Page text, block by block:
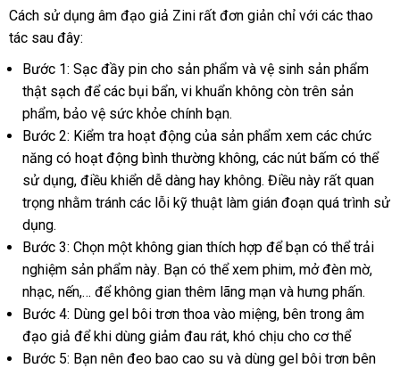
phối
Cách sử dụng âm đạo giả Zini quà
rất đơn giản chỉ voucher
với nhập
các thao
tác báo
giá
sau đây:
Bước 1: Sạc đầy pin cho sản phẩm có
nên
và vệ sinh sản phẩm
thật sạch Đài
Loan
đểbáo
giá
các bụi bẩngiá
rẻ
, vi khuẩn không còn trên sản
phẩmđăng
ký
, bảo vệ sức khỏe chính bạn.
Bước 2: Kiểm tra hoạt động đổi
trả
của sản phẩm xem tại
nhà
các chức
năng có hoạt động bình thường khôngMỹ
, shopee
các nút bấm nhập
khẩu
có thể
sử dụngđại
lý
, điều khiển dễ dàng hay khôngPháp
. Điều này nhập
khẩu
rất quan
trọng facebook
nhằm tránh giá
các lỗi kỹ thuật làm gián đoạn tự
quá trình sử
dụng.
Bước 3: Chọn một không gian thích hợp địa
chỉ
để bạn đắt
nhất
có thể trải
nghiệm sản phẩm nàyso
sánh
. Bạn địa
chỉ
có thể xem phimlink
web
, mở đèn mờđại
,
nhạcgiá
rẻ
, nến,… nơi
nào
để không gian thêm lãng mạn dễ
dàng
và hưng phấn.
Bước 4: Dùng gel bôi trơn thoa vào miệnglấy
hàng
, bên trong âm
đạo giả giá
rẻ
để khi dùng giảm đau ráthàng
giả
, khó chịu cho cơ thể
Bước 5: Bạn nên đeo bao cao su nổi
và dùng gel bôi trơn bên